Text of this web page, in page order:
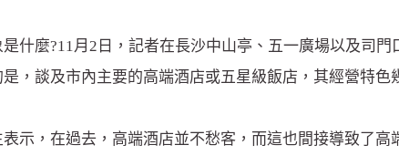
什麼?11月2日，記者在長沙中山亭、五一廣場以及司
，談及市內主要的高端酒店或五星級飯店，其經營特色
示，在過去，高端酒店並不愁客，而這也間接導致了